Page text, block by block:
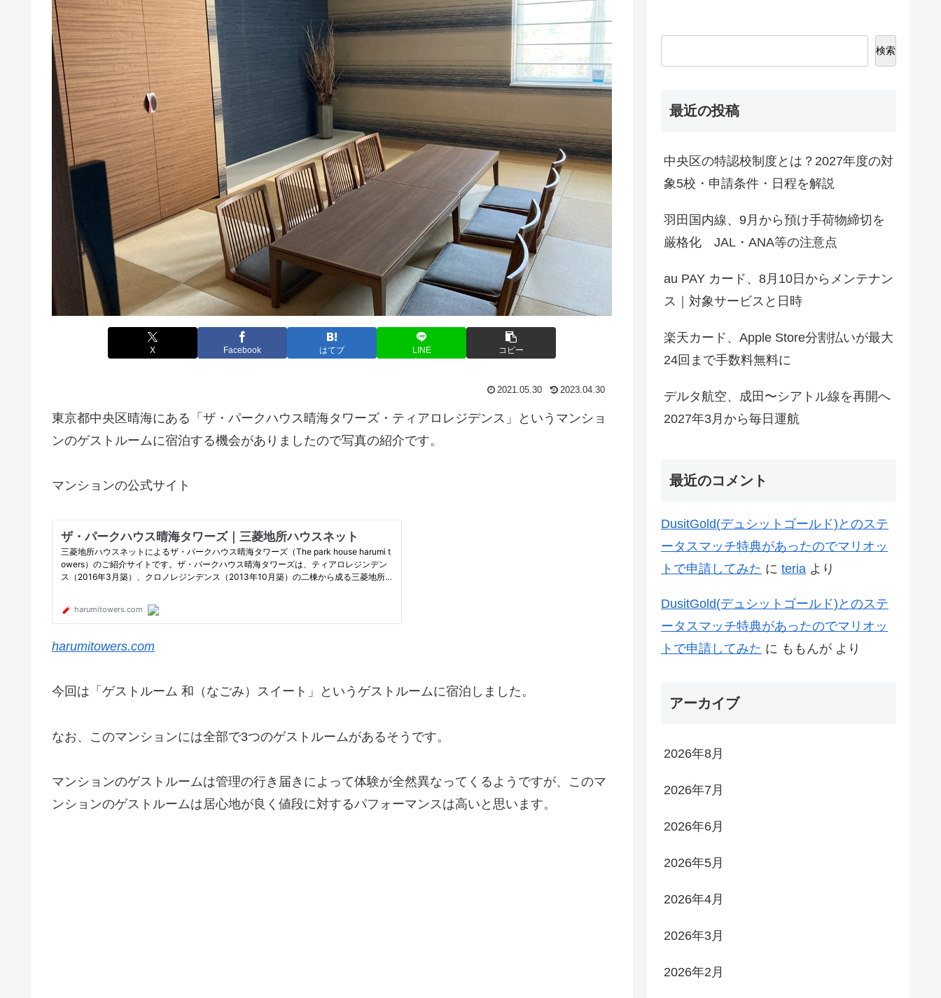
X Facebook はてブ LINE コピー
2021.05.30 2023.04.30
東京都中央区晴海にある「ザ・パークハウス晴海タワーズ・ティアロレジデンス」というマンショ
ンのゲストルームに宿泊する機会がありましたので写真の紹介です。
マンションの公式サイト
harumitowers.com
今回は「ゲストルーム 和（なごみ）スイート」というゲストルームに宿泊しました。
なお、このマンションには全部で3つのゲストルームがあるそうです。
マンションのゲストルームは管理の行き届きによって体験が全然異なってくるようですが、このマ
ンションのゲストルームは居心地が良く値段に対するパフォーマンスは高いと思います。
検索
最近の投稿
中央区の特認校制度とは？2027年度の対
象5校・申請条件・日程を解説
羽田国内線、9月から預け手荷物締切を
厳格化 JAL・ANA等の注意点
au PAY カード、8月10日からメンテナン
ス｜対象サービスと日時
楽天カード、Apple Store分割払いが最大
24回まで手数料無料に
デルタ航空、成田〜シアトル線を再開へ
2027年3月から毎日運航
最近のコメント
DusitGold(デュシットゴールド)とのステ
ータスマッチ特典があったのでマリオッ
トで申請してみた に teria より
DusitGold(デュシットゴールド)とのステ
ータスマッチ特典があったのでマリオッ
トで申請してみた に ももんが より
アーカイブ
2026年8月
2026年7月
2026年6月
2026年5月
2026年4月
2026年3月
2026年2月